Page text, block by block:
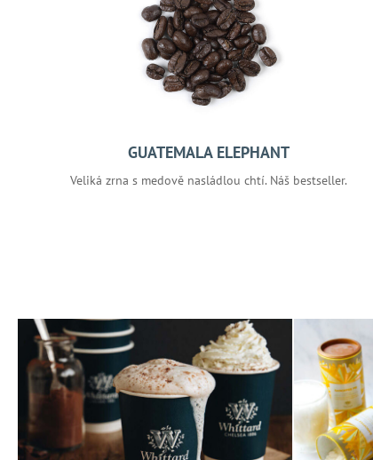
GUATEMALA ELEPHANT
Veliká zrna s medově nasládlou chtí. Náš bestseller.